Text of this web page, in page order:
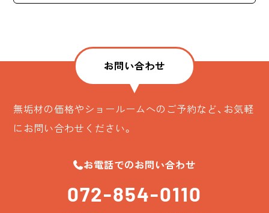
お問い合わせ
無垢材の価格やショールームへのご予約など、お気軽
にお問い合わせください。
お電話でのお問い合わせ
072-854-0110